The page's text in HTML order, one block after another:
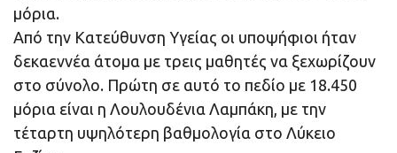
μόρια.
Από την Κατεύθυνση Υγείας οι υποψήφιοι ήταν
δεκαεννέα άτομα με τρεις μαθητές να ξεχωρίζουν
στο σύνολο. Πρώτη σε αυτό το πεδίο με 18.450
μόρια είναι η Λουλουδένια Λαμπάκη, με την
τέταρτη υψηλότερη βαθμολογία στο Λύκειο